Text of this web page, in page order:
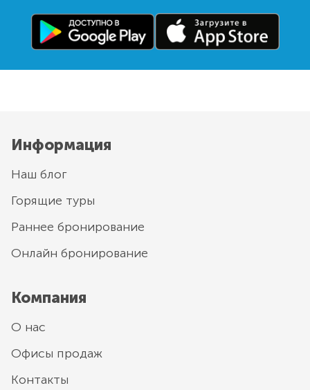
Информация
Наш блог
Горящие туры
Раннее бронирование
Онлайн бронирование
Компания
О нас
Офисы продаж
Контакты